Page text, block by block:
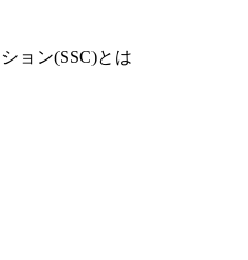
ョン(SSC)とは